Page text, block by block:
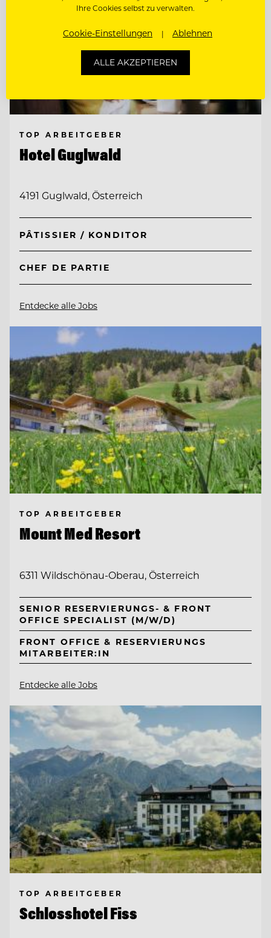
TOP ARBEITGEBER
Hotel Guglwald
4191 Guglwald, Österreich
PÂTISSIER / KONDITOR
CHEF DE PARTIE
Entdecke alle Jobs
TOP ARBEITGEBER
Mount Med Resort
6311 Wildschönau-Oberau, Österreich
SENIOR RESERVIERUNGS- & FRONT
OFFICE SPECIALIST (M/W/D)
FRONT OFFICE & RESERVIERUNGS
MITARBEITER:IN
Entdecke alle Jobs
TOP ARBEITGEBER
Schlosshotel Fiss
Ihre Cookies selbst zu verwalten.
Cookie-Einstellungen Ablehnen
ALLE AKZEPTIEREN